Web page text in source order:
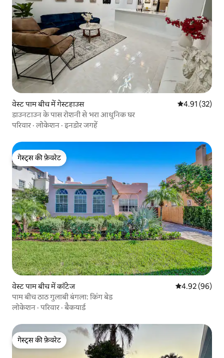
वेस्ट पाम बीच में गेस्टहाउस औसत रेटिंग 5 में
4.91 (32)
डाउनटाउन के पास रोशनी से भरा आधुनिक घर
परिवार ·लोकेशन ·इनडोर जगहें
गेस्ट्स की फ़ेवरेट
गेस्ट्स की फ़ेवरेट
वेस्ट पाम बीच में कॉटेज औसत रेटिंग 5 में
4.92 (96)
पाम बीच ठाठ गुलाबी बंगला: किंग बेड
लोकेशन ·परिवार ·बैकयार्ड
गेस्ट्स की फ़ेवरेट
गेस्ट्स की फ़ेवरेट